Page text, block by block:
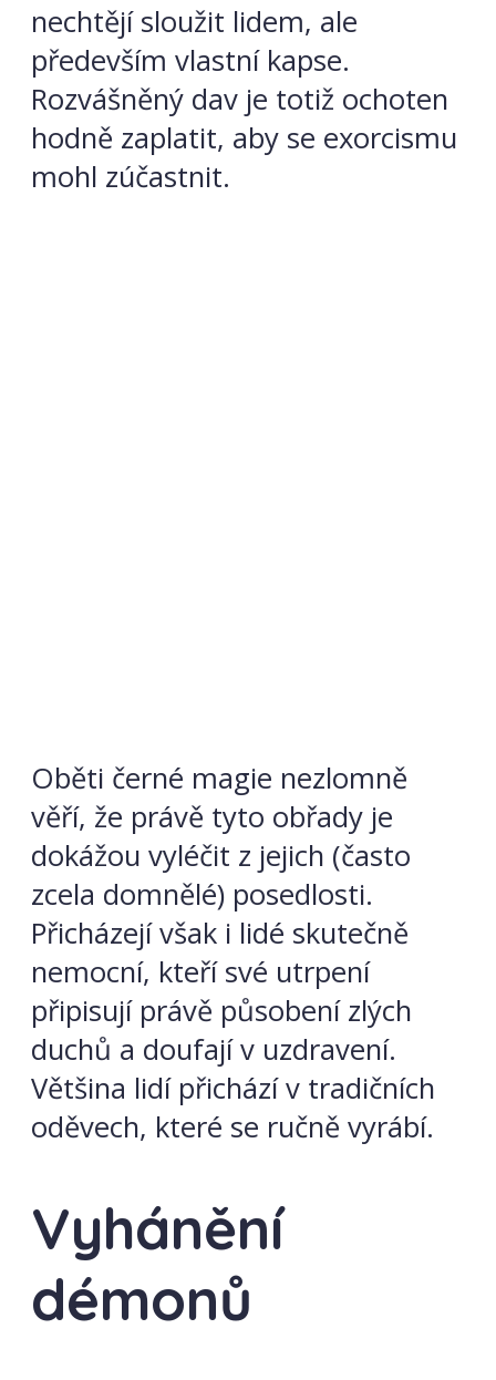
nechtějí sloužit lidem, ale
především vlastní kapse.
Rozvášněný dav je totiž ochoten
hodně zaplatit, aby se exorcismu
mohl zúčastnit.
Oběti černé magie nezlomně
věří, že právě tyto obřady je
dokážou vyléčit z jejich (často
zcela domnělé) posedlosti.
Přicházejí však i lidé skutečně
nemocní, kteří své utrpení
připisují právě působení zlých
duchů a doufají v uzdravení.
Většina lidí přichází v tradičních
oděvech, které se ručně vyrábí.
Vyhánění
démonů